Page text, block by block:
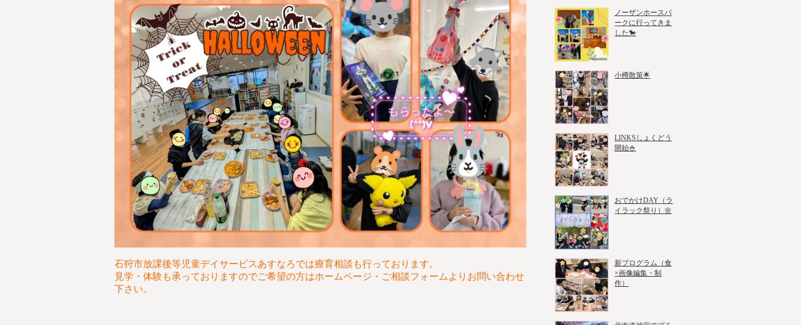
石狩市放課後等児童デイサービスあすなろでは療育相談も行っております。
見学・体験も承っておりますのでご希望の方はホームページ・ご相談フォームよりお問い合わせ
下さい。
ノーザンホースパ
ークに行ってきま
した🐎
小樽散策🌟
LINKSしょくどう
開始🍚
おでかけDAY（ラ
イラック祭り）🌼
新プログラム（食
×画像編集・制
作）